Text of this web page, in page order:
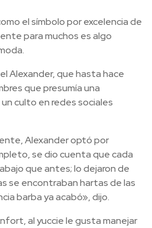
el símbolo por excelencia de
para muchos es algo
Alexander, que hasta hace
que presumía una
culto en redes sociales
Alexander optó por
se dio cuenta que cada
que antes; lo dejaron de
se encontraban hartas de las
barba ya acabó», dijo.
al yuccie le gusta manejar